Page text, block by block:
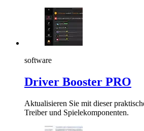
software
Driver Booster PRO
Aktualisieren Sie mit dieser
Treiber und Spielekomponenten.